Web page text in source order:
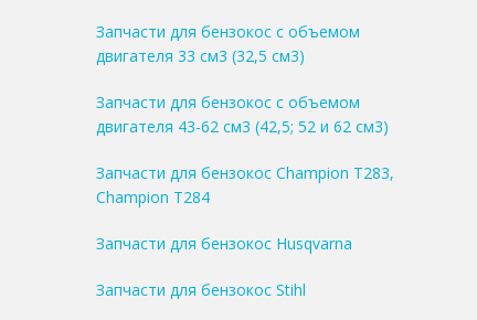
Запчасти для бензокос с объемом
двигателя 33 см3 (32,5 см3)
Запчасти для бензокос с объемом
двигателя 43-62 см3 (42,5; 52 и 62 см3)
Запчасти для бензокос Champion T283,
Champion T284
Запчасти для бензокос Husqvarna
Запчасти для бензокос Stihl